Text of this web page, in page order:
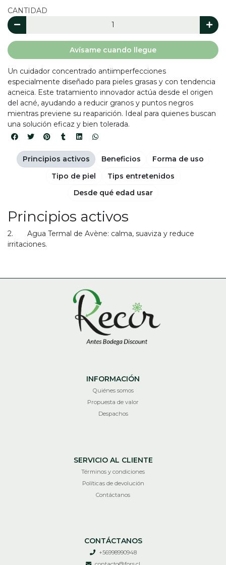
CANTIDAD
Avísame cuando llegue
Un cuidador concentrado antiimperfecciones
especialmente diseñado para pieles grasas y con tendencia
acneica. Este tratamiento innovador actúa desde el origen
del acné, ayudando a reducir granos y puntos negros
mientras previene su reaparición. Ideal para quienes buscan
una solución eficaz y bien tolerada.
Principios activos
2. Agua Termal de Avène: calma, suaviza y reduce
irritaciones.
Principios activos Beneficios
Forma de uso
Tipo de piel
Tips entretenidos
Desde qué edad usar
INFORMACIÓN
Quiénes somos
Propuesta de valor
Despachos
SERVICIO AL CLIENTE
Términos y condiciones
Políticas de devolución
Contáctanos
CONTÁCTANOS
+56998990948